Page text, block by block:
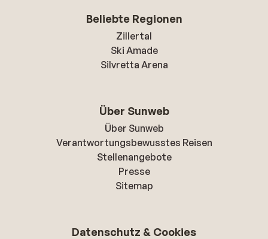
Beliebte Regionen
Zillertal
Ski Amade
Silvretta Arena
Über Sunweb
Über Sunweb
Verantwortungsbewusstes Reisen
Stellenangebote
Presse
Sitemap
Datenschutz & Cookies